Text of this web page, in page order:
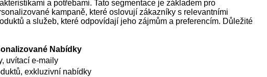
a potřebami. Tato segmentace je základem pro
kampaně, které oslovují zákazníky s relevantními
a služeb, které odpovídají jeho zájmům a preferencím. Důležité
Nabídky
uvítací e-maily
exkluzivní nabídky